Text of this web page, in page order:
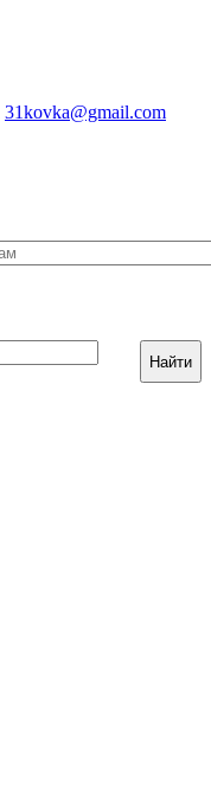
31kovka@gmail.com
Найти